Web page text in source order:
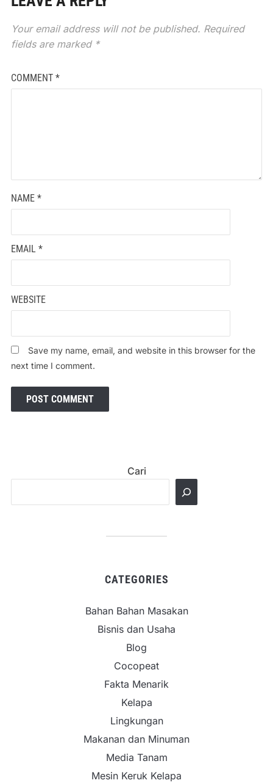
Your email address will not be published. Required
fields are marked *
COMMENT *
NAME *
EMAIL *
WEBSITE
Save my name, email, and website in this browser for the
next time I comment.
Cari
CATEGORIES
Bahan Bahan Masakan
Bisnis dan Usaha
Blog
Cocopeat
Fakta Menarik
Kelapa
Lingkungan
Makanan dan Minuman
Media Tanam
Mesin Keruk Kelapa